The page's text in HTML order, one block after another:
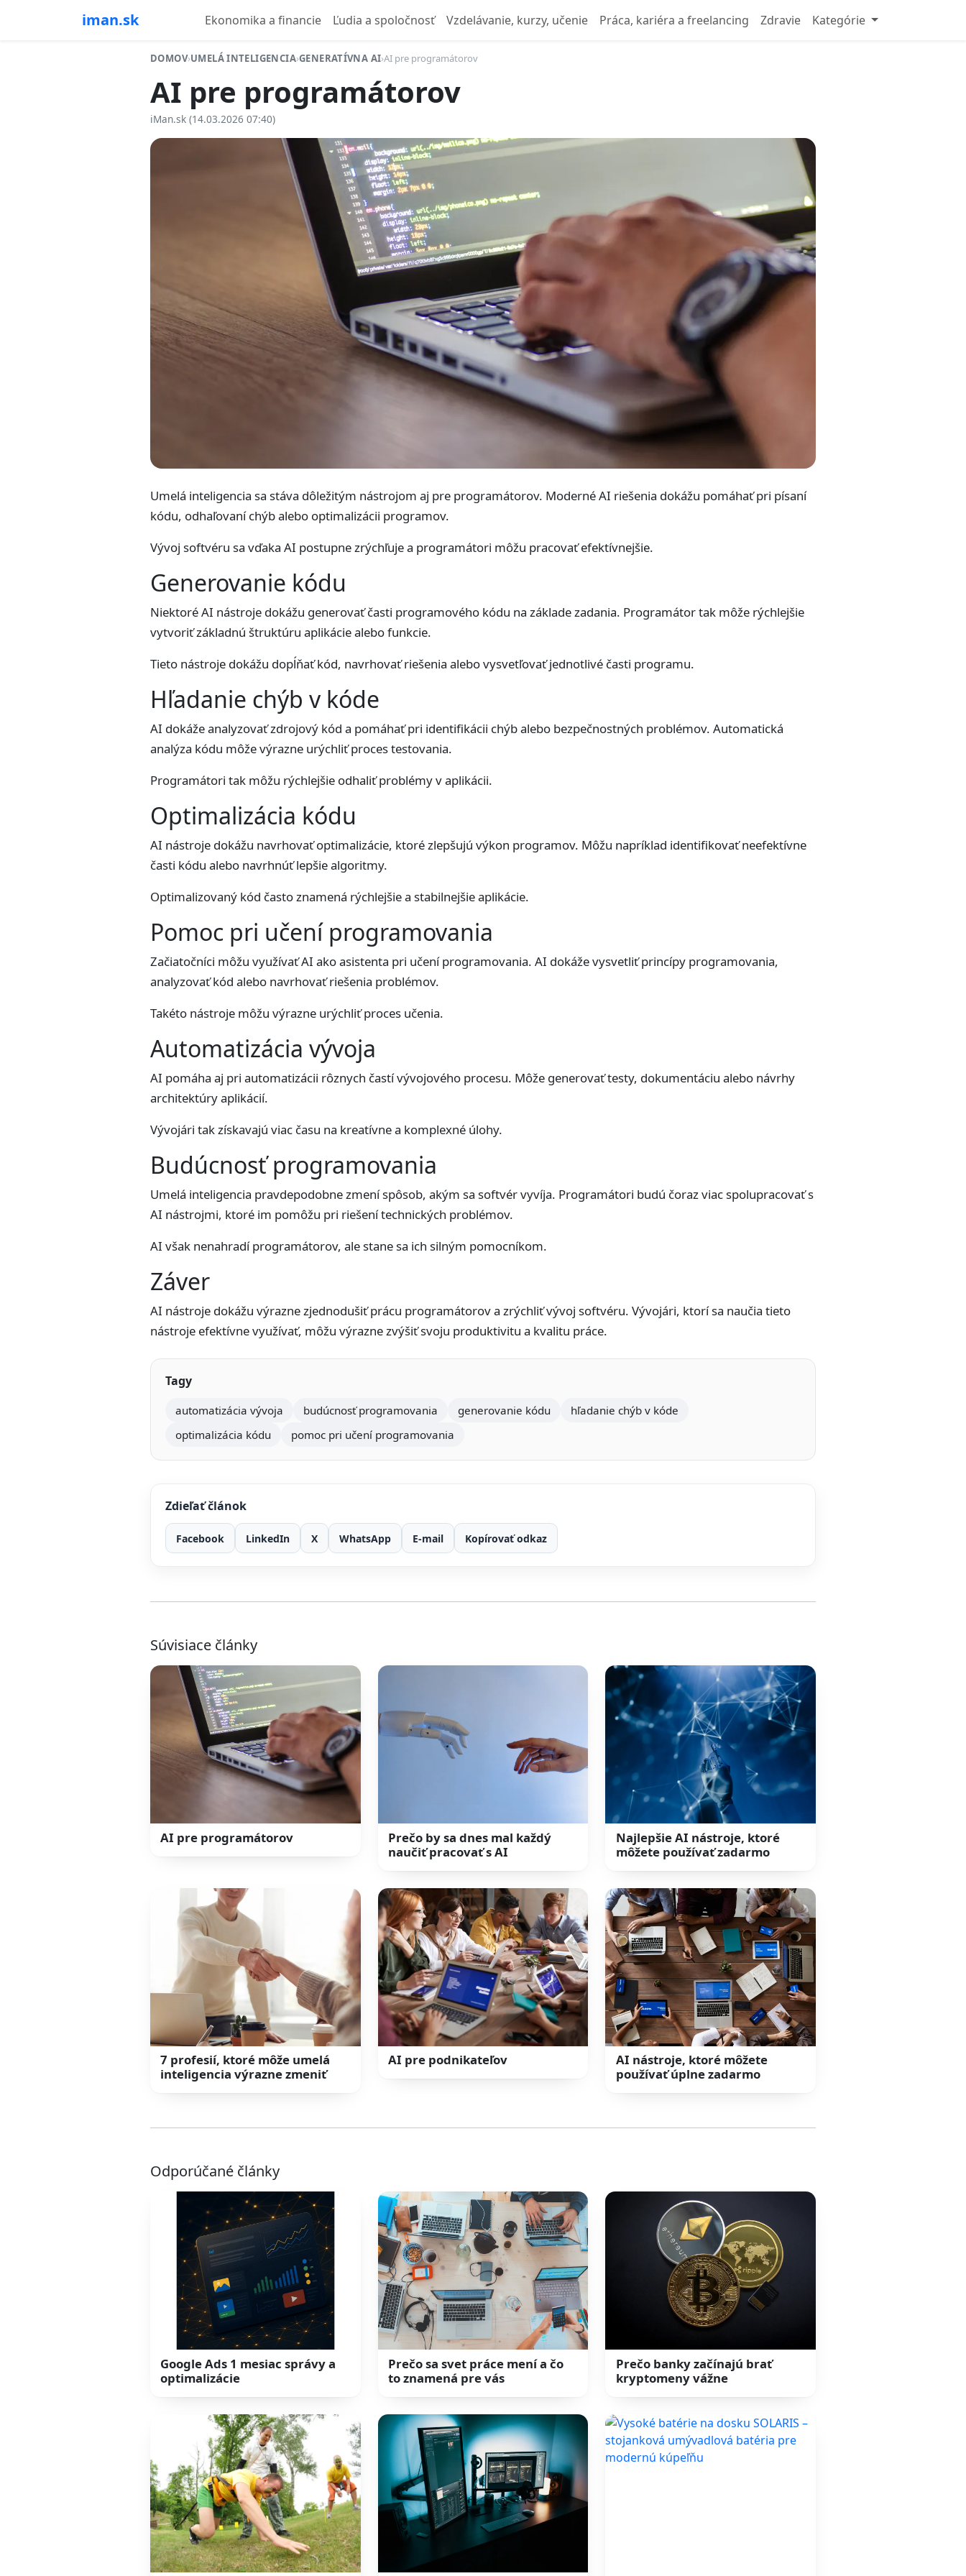
iman.sk Ekonomika a financie Ľudia a spoločnosť Vzdelávanie, kurzy, učenie Práca, kariéra a freelancing Zdravie Kategórie
DOMOV›UMELÁ INTELIGENCIA›GENERATÍVNA AI›AI pre programátorov
AI pre programátorov
iMan.sk (14.03.2026 07:40)
Umelá inteligencia sa stáva dôležitým nástrojom aj pre programátorov. Moderné AI riešenia dokážu pomáhať pri písaní
kódu, odhaľovaní chýb alebo optimalizácii programov.
Vývoj softvéru sa vďaka AI postupne zrýchľuje a programátori môžu pracovať efektívnejšie.
Generovanie kódu
Niektoré AI nástroje dokážu generovať časti programového kódu na základe zadania. Programátor tak môže rýchlejšie
vytvoriť základnú štruktúru aplikácie alebo funkcie.
Tieto nástroje dokážu dopĺňať kód, navrhovať riešenia alebo vysvetľovať jednotlivé časti programu.
Hľadanie chýb v kóde
AI dokáže analyzovať zdrojový kód a pomáhať pri identifikácii chýb alebo bezpečnostných problémov. Automatická
analýza kódu môže výrazne urýchliť proces testovania.
Programátori tak môžu rýchlejšie odhaliť problémy v aplikácii.
Optimalizácia kódu
AI nástroje dokážu navrhovať optimalizácie, ktoré zlepšujú výkon programov. Môžu napríklad identifikovať neefektívne
časti kódu alebo navrhnúť lepšie algoritmy.
Optimalizovaný kód často znamená rýchlejšie a stabilnejšie aplikácie.
Pomoc pri učení programovania
Začiatočníci môžu využívať AI ako asistenta pri učení programovania. AI dokáže vysvetliť princípy programovania,
analyzovať kód alebo navrhovať riešenia problémov.
Takéto nástroje môžu výrazne urýchliť proces učenia.
Automatizácia vývoja
AI pomáha aj pri automatizácii rôznych častí vývojového procesu. Môže generovať testy, dokumentáciu alebo návrhy
architektúry aplikácií.
Vývojári tak získavajú viac času na kreatívne a komplexné úlohy.
Budúcnosť programovania
Umelá inteligencia pravdepodobne zmení spôsob, akým sa softvér vyvíja. Programátori budú čoraz viac spolupracovať s
AI nástrojmi, ktoré im pomôžu pri riešení technických problémov.
AI však nenahradí programátorov, ale stane sa ich silným pomocníkom.
Záver
AI nástroje dokážu výrazne zjednodušiť prácu programátorov a zrýchliť vývoj softvéru. Vývojári, ktorí sa naučia tieto
nástroje efektívne využívať, môžu výrazne zvýšiť svoju produktivitu a kvalitu práce.
Tagy
automatizácia vývoja budúcnosť programovania generovanie kódu
hľadanie chýb v kóde
optimalizácia kódu
pomoc pri učení programovania
Zdieľať článok
Facebook LinkedIn X WhatsApp E-mail Kopírovať odkaz
Súvisiace články
AI pre programátorov
Prečo by sa dnes mal každý
naučiť pracovať s AI
Najlepšie AI nástroje, ktoré
môžete používať zadarmo
7 profesií, ktoré môže umelá
inteligencia výrazne zmeniť
AI pre podnikateľov
AI nástroje, ktoré môžete
používať úplne zadarmo
Odporúčané články
Google Ads 1 mesiac správy a
optimalizácie
Prečo sa svet práce mení a čo
to znamená pre vás
Prečo banky začínajú brať
kryptomeny vážne